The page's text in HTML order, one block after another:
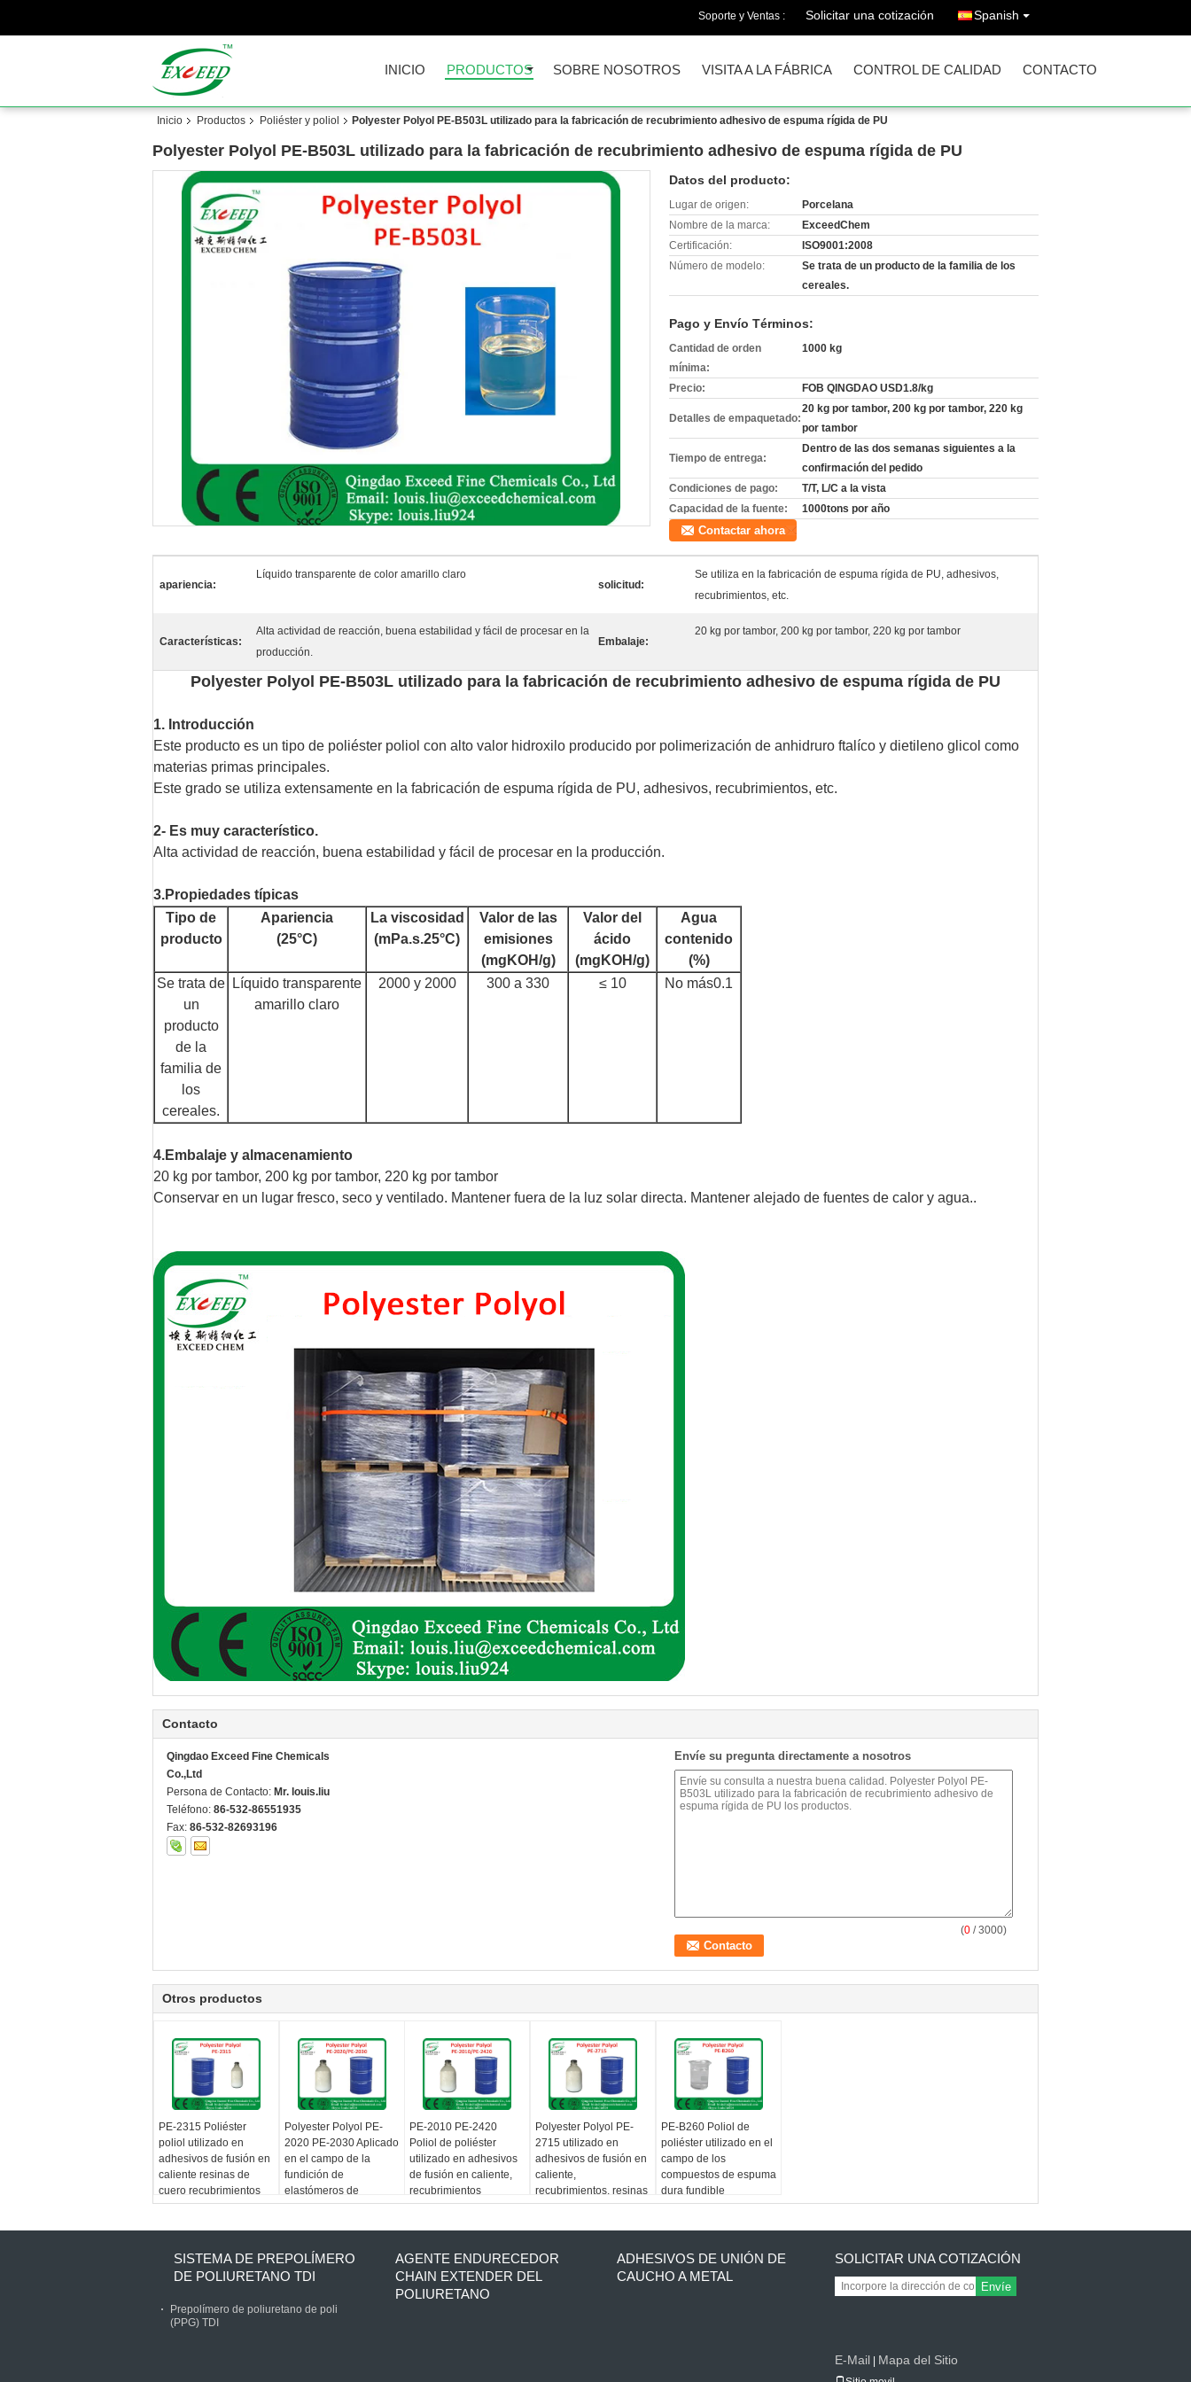
Soporte y Ventas : Solicitar una cotización Spanish
INICIO PRODUCTOS SOBRE NOSOTROS VISITA A LA FÁBRICA CONTROL DE CALIDAD CONTACTO
Inicio Productos Poliéster y poliol Polyester Polyol PE-B503L utilizado para la fabricación de recubrimiento adhesivo de espuma rígida de PU
Polyester Polyol PE-B503L utilizado para la fabricación de recubrimiento adhesivo de espuma rígida de PU
Datos del producto:
Lugar de origen:
Porcelana
Nombre de la marca:
ExceedChem
Certificación:
ISO9001:2008
Número de modelo:
Se trata de un producto de la familia de los
cereales.
Pago y Envío Términos:
Cantidad de orden
mínima:
1000 kg
Precio: FOB QINGDAO USD1.8/kg
Detalles de empaquetado:
20 kg por tambor, 200 kg por tambor, 220 kg
por tambor
Tiempo de entrega:
Dentro de las dos semanas siguientes a la
confirmación del pedido
Condiciones de pago:
T/T, L/C a la vista
Capacidad de la fuente:
1000tons por año
Contactar ahora
apariencia:
Líquido transparente de color amarillo claro
solicitud:
Se utiliza en la fabricación de espuma rígida de PU, adhesivos,
recubrimientos, etc.
Características:
Alta actividad de reacción, buena estabilidad y fácil de procesar en la
producción.
Embalaje:
20 kg por tambor, 200 kg por tambor, 220 kg por tambor
Polyester Polyol PE-B503L utilizado para la fabricación de recubrimiento adhesivo de espuma rígida de PU
1. Introducción
Este producto es un tipo de poliéster poliol con alto valor hidroxilo producido por polimerización de anhidruro ftalíco y dietileno glicol como
materias primas principales.
Este grado se utiliza extensamente en la fabricación de espuma rígida de PU, adhesivos, recubrimientos, etc.
2- Es muy característico.
Alta actividad de reacción, buena estabilidad y fácil de procesar en la producción.
3.Propiedades típicas
Tipo de
producto
Apariencia
(25°C)
La viscosidad
(mPa.s.25°C)
Valor de las
emisiones
(mgKOH/g)
Valor del
ácido
(mgKOH/g)
Agua
contenido
(%)
Se trata de
un
producto
de la
familia de
los
cereales.
Líquido transparente
amarillo claro
2000 y 2000 300 a 330 ≤ 10 No más0.1
4.Embalaje y almacenamiento
20 kg por tambor, 200 kg por tambor, 220 kg por tambor
Conservar en un lugar fresco, seco y ventilado. Mantener fuera de la luz solar directa. Mantener alejado de fuentes de calor y agua..
Contacto
Qingdao Exceed Fine Chemicals
Co.,Ltd
Persona de Contacto: Mr. louis.liu
Teléfono: 86-532-86551935
Fax: 86-532-82693196
Envíe su pregunta directamente a nosotros
(0 / 3000)
Otros productos
PE-2315 Poliéster
poliol utilizado en
adhesivos de fusión en
caliente resinas de
cuero recubrimientos
Polyester Polyol PE-
2020 PE-2030 Aplicado
en el campo de la
fundición de
elastómeros de
poliuretano
PE-2010 PE-2420
Poliol de poliéster
utilizado en adhesivos
de fusión en caliente,
recubrimientos
Polyester Polyol PE-
2715 utilizado en
adhesivos de fusión en
caliente,
recubrimientos, resinas
de cuero
PE-B260 Poliol de
poliéster utilizado en el
campo de los
compuestos de espuma
dura fundible
SISTEMA DE PREPOLÍMERO
DE POLIURETANO TDI
Prepolímero de poliuretano de poli
(PPG) TDI
AGENTE ENDURECEDOR
CHAIN EXTENDER DEL
POLIURETANO
ADHESIVOS DE UNIÓN DE
CAUCHO A METAL
SOLICITAR UNA COTIZACIÓN
Envíe
E-Mail Mapa del Sitio